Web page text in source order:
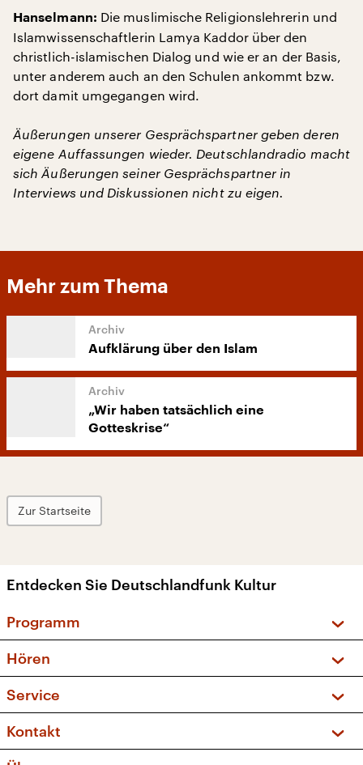
Hanselmann: Die muslimische Religionslehrerin und
Islamwissenschaftlerin Lamya Kaddor über den
christlich-islamischen Dialog und wie er an der Basis,
unter anderem auch an den Schulen ankommt bzw.
dort damit umgegangen wird.
Äußerungen unserer Gesprächspartner geben deren
eigene Auffassungen wieder. Deutschlandradio macht
sich Äußerungen seiner Gesprächspartner in
Interviews und Diskussionen nicht zu eigen.
Mehr zum Thema
Aufklärung über den Islam
„Wir haben tatsächlich eine
Gotteskrise“
Zur Startseite
Entdecken Sie Deutschlandfunk Kultur
Programm
Sendungen und Podcasts
Musikliste
Kakadu – Das Kinderprogramm
Hören
Frequenzen (UKW + DAB+)
Service
FAQ
Apps
Kontakt